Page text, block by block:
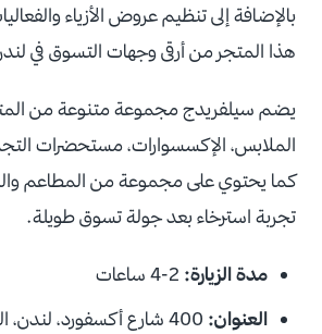
بالإضافة إلى تنظيم عروض الأزياء
هذا المتجر من أرقى وجهات التسوق في
يضم سيلفريدج مجموعة متنوعة من
الملابس، الإكسسوارات، مستحضرات
كما يحتوي على مجموعة من المطاعم
تجربة استرخاء بعد جولة تسوق طويلة.
مدة الزيارة:
العنوان: